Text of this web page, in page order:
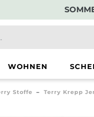
WOHNEN
Stoffe Terry Krepp